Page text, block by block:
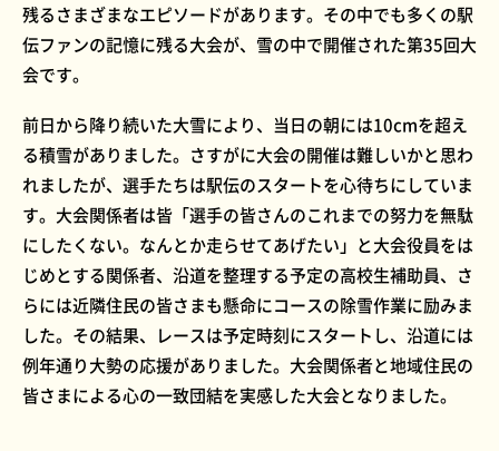
残るさまざまなエピソードがあります。その中でも多くの駅
伝ファンの記憶に残る大会が、雪の中で開催された第35回大
会です。
前日から降り続いた大雪により、当日の朝には10cmを超え
る積雪がありました。さすがに大会の開催は難しいかと思わ
れましたが、選手たちは駅伝のスタートを心待ちにしていま
す。大会関係者は皆「選手の皆さんのこれまでの努力を無駄
にしたくない。なんとか走らせてあげたい」と大会役員をは
じめとする関係者、沿道を整理する予定の高校生補助員、さ
らには近隣住民の皆さまも懸命にコースの除雪作業に励みま
した。その結果、レースは予定時刻にスタートし、沿道には
例年通り大勢の応援がありました。大会関係者と地域住民の
皆さまによる心の一致団結を実感した大会となりました。